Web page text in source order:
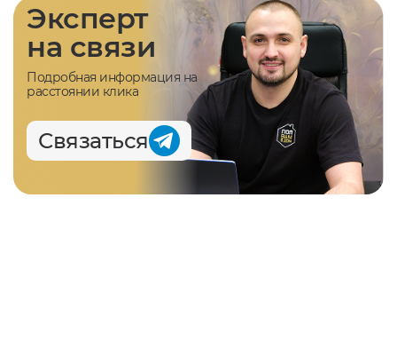
Эксперт
на связи
Подробная информация на
расстоянии клика
Связаться